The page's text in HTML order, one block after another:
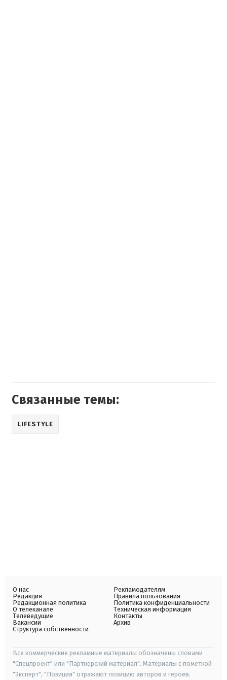
Связанные темы:
LIFESTYLE
О нас
Редакция
Редакционная политика
О телеканале
Телеведущие
Вакансии
Структура собственности
Рекламодателям
Правила пользования
Политика конфиденциальности
Техническая информация
Контакты
Архив
Все коммерческие рекламные материалы обозначены словами
"Спецпроект" или "Партнерский материал". Материалы с пометкой
"Эксперт", "Позиция" отражают позицию авторов и героев.